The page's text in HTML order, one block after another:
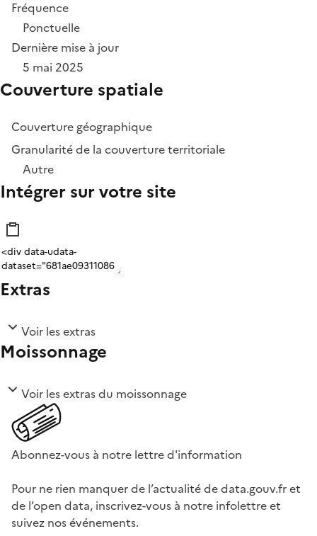
Fréquence
Ponctuelle
Dernière mise à jour
5 mai 2025
Couverture spatiale
Couverture géographique
Granularité de la couverture territoriale
Autre
Intégrer sur votre site
Extras
Voir les extras
Moissonnage
Voir les extras du moissonnage
Abonnez-vous à notre lettre d'information
Pour ne rien manquer de l’actualité de data.gouv.fr et
de l’open data, inscrivez-vous à notre infolettre et
suivez nos événements.